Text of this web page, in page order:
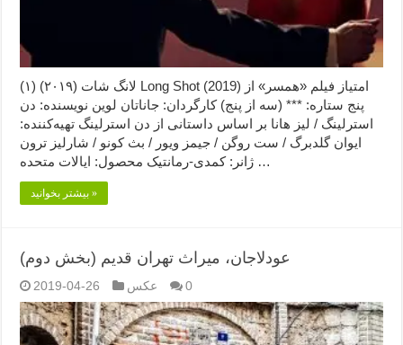
لانگ شات (۲۰۱۹) (۱) Long Shot (2019) امتیاز فیلم «همسر» از
پنج ستاره: *** (سه از پنج) کارگردان: جاناتان لوین نویسنده: دن
استرلینگ / لیز هانا بر اساس داستانی از دن استرلینگ تهیه‌کننده:
ایوان گلدبرگ / ست روگن / جیمز ویور / بث کونو / شارلیز ترون
ژانر: کمدی-رمانتیک محصول: ایالات متحده …
بیشتر بخوانید »
عودلاجان، میراث تهران قدیم (بخش دوم)
2019-04-26 عکس 0